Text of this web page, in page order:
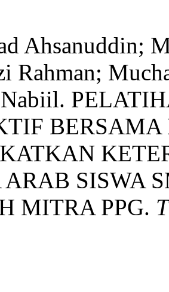
Ahsanuddin;
Rahman;
SISWA
MITRA PPG.